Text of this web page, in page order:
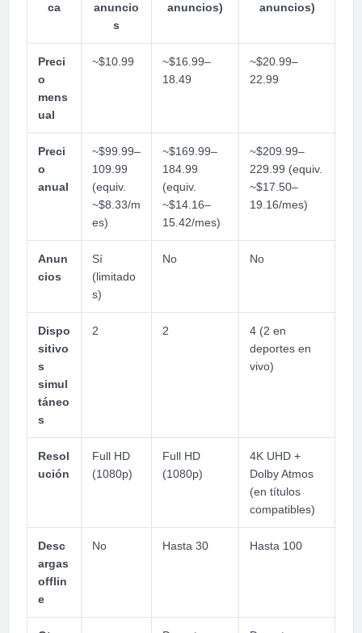
ca
anuncio
s
anuncios)
anuncios)
Preci
o
mens
ual
~$10.99
~$16.99–
18.49
~$20.99–
22.99
Preci
o
anual
~$99.99–
109.99
(equiv.
~$8.33/m
es)
~$169.99–
184.99
(equiv.
~$14.16–
15.42/mes)
~$209.99–
229.99 (equiv.
~$17.50–
19.16/mes)
Anun
cios
Sí
(limitado
s)
No No
Dispo
sitivo
s
simul
táneo
s
2 2
4 (2 en
deportes en
vivo)
Resol
ución
Full HD
(1080p)
Full HD
(1080p)
4K UHD +
Dolby Atmos
(en títulos
compatibles)
Desc
argas
offlin
e
No Hasta 30 Hasta 100